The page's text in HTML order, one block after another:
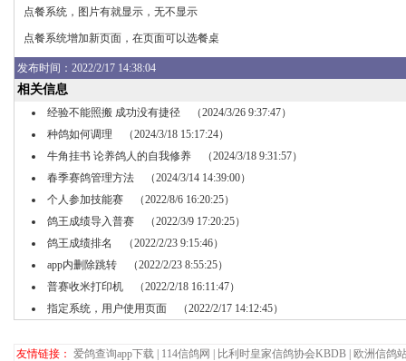
点餐系统，图片有就显示，无不显示
点餐系统增加新页面，在页面可以选餐桌
发布时间：2022/2/17 14:38:04
相关信息
经验不能照搬 成功没有捷径 （2024/3/26 9:37:47）
种鸽如何调理 （2024/3/18 15:17:24）
牛角挂书 论养鸽人的自我修养 （2024/3/18 9:31:57）
春季赛鸽管理方法 （2024/3/14 14:39:00）
个人参加技能赛 （2022/8/6 16:20:25）
鸽王成绩导入普赛 （2022/3/9 17:20:25）
鸽王成绩排名
（2022/2/23 9:15:46）
app内删除跳转 （2022/2/23 8:55:25）
普赛收米打印机 （2022/2/18 16:11:47）
指定系统，用户使用页面 （2022/2/17 14:12:45）
友情链接： 爱鸽查询app下载 114信鸽网 比利时皇家信鸽协会KBDB
欧洲信鸽